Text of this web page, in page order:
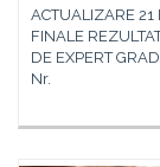
ACTUALIZARE 21
FINALE
DE EXPERT
Nr.